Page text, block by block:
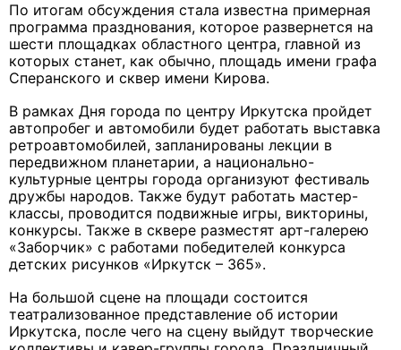
По итогам обсуждения стала известна примерная
программа празднования, которое развернется на
шести площадках областного центра, главной из
которых станет, как обычно, площадь имени графа
Сперанского и сквер имени Кирова.
В рамках Дня города по центру Иркутска пройдет
автопробег и автомобили будет работать выставка
ретроавтомобилей, запланированы лекции в
передвижном планетарии, а национально-
культурные центры города организуют фестиваль
дружбы народов. Также будут работать мастер-
классы, проводится подвижные игры, викторины,
конкурсы. Также в сквере разместят арт-галерею
«Заборчик» с работами победителей конкурса
детских рисунков «Иркутск – 365».
На большой сцене на площади состоится
театрализованное представление об истории
Иркутска, после чего на сцену выйдут творческие